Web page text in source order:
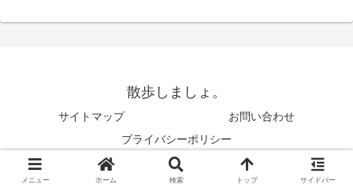
散歩しましょ。
サイトマップ
お問い合わせ
プライバシーポリシー
Copyright © 2015-2026 散歩しましょ。 All Rights Reserved.
メニュー ホーム 検索 トップ サイドバー